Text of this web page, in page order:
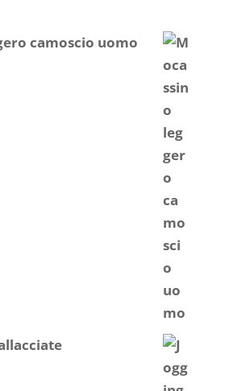
camoscio uomo